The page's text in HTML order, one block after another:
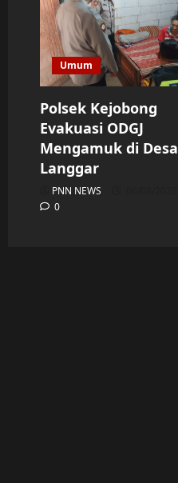
Umum
Polsek Kejobong
Evakuasi ODGJ
Mengamuk di Desa
Langgar
PNN NEWS
0